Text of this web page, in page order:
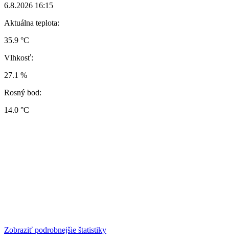
6.8.2026 16:15
Aktuálna teplota:
35.9 °C
Vlhkosť:
27.1 %
Rosný bod:
14.0 °C
Zobraziť podrobnejšie štatistiky